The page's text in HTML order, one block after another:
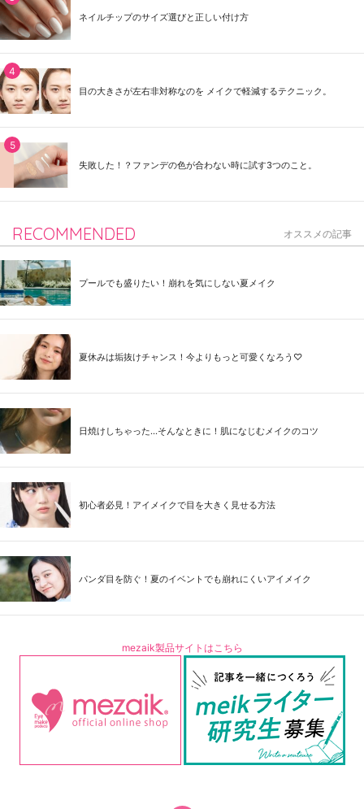
ネイルチップのサイズ選びと正しい付け方
目の大きさが左右非対称なのを メイクで軽減するテクニック。
失敗した！？ファンデの色が合わない時に試す3つのこと。
RECOMMENDED オススメの記事
プールでも盛りたい！崩れを気にしない夏メイク
夏休みは垢抜けチャンス！今よりもっと可愛くなろう♡
日焼けしちゃった...そんなときに！肌になじむメイクのコツ
初心者必見！アイメイクで目を大きく見せる方法
パンダ目を防ぐ！夏のイベントでも崩れにくいアイメイク
mezaik製品サイトはこちら